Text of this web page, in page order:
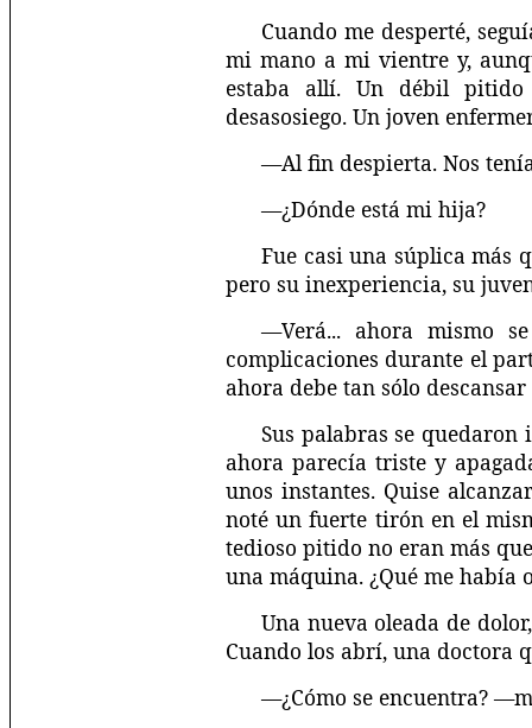
Cuando me desperté,
mi mano a mi vientre y,
estaba allí. Un débil pitido
desasosiego. Un joven
—Al fin despierta. Nos
—¿Dónde está mi hija?
Fue casi una súplica más
pero su inexperiencia, su
—Verá... ahora mismo
complicaciones durante el
ahora debe tan sólo
Sus palabras se
ahora parecía triste y
unos instantes. Quise
noté un fuerte tirón en el
tedioso pitido no eran más
una máquina. ¿Qué me había
Una nueva oleada de
Cuando los abrí, una doctora
—¿Cómo se encuentra?